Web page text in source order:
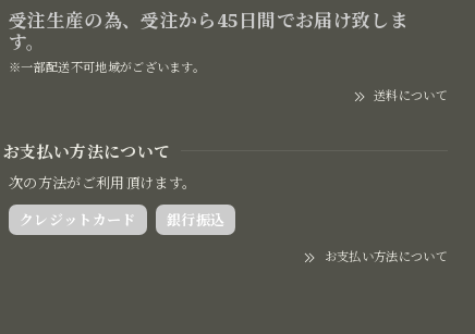
受注生産の為、受注から45日間でお届け致しま
す。
※一部配送不可地域がございます。
送料について
お支払い方法について
次の方法がご利用頂けます。
クレジットカード
銀行振込
お支払い方法について